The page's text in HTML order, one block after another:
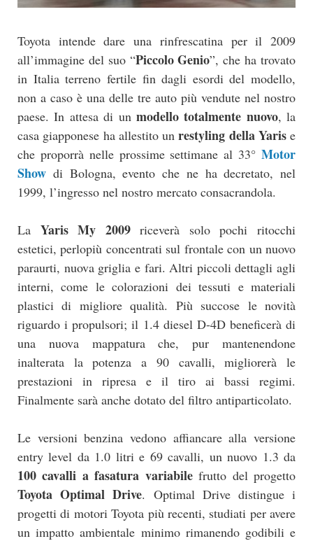
Toyota intende dare una rinfrescatina per il 2009
all’immagine del suo “Piccolo Genio”, che ha trovato
in Italia terreno fertile fin dagli esordi del modello,
non a caso è una delle tre auto più vendute nel nostro
paese. In attesa di un modello totalmente nuovo, la
casa giapponese ha allestito unrestyling della Yarise
che proporrà nelle prossime settimane al 33° Motor
Show di Bologna, evento che ne ha decretato, nel
1999, l’ingresso nel nostro mercato consacrandola.
La Yaris My 2009riceverà solo pochi ritocchi
estetici, perlopiù concentrati sul frontale con un nuovo
paraurti, nuova griglia e fari. Altri piccoli dettagli agli
interni, come le colorazioni dei tessuti e materiali
plastici di migliore qualità. Più succose le novità
riguardo i propulsori; il 1.4 diesel D-4D beneficerà di
una nuova mappatura che, pur mantenendone
inalterata la potenza a 90 cavalli, migliorerà le
prestazioni in ripresa e il tiro ai bassi regimi.
Finalmente sarà anche dotato del filtro antiparticolato.
Le versioni benzina vedono affiancare alla versione
entry level da 1.0 litri e 69 cavalli, un nuovo 1.3 da
100 cavalli a fasatura variabilefrutto del progetto
Toyota Optimal Drive. Optimal Drive distingue i
progetti di motori Toyota più recenti, studiati per avere
un impatto ambientale minimo rimanendo godibili e